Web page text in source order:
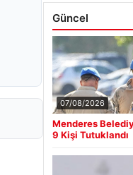
Güncel
07/08/2026
Menderes
9 Kişi Tutuklandı